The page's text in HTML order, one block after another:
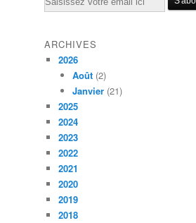
ARCHIVES
2026
Août (2)
Janvier (21)
2025
2024
2023
2022
2021
2020
2019
2018